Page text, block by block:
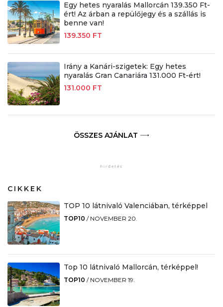
Egy hetes nyaralás Mallorcán 139.350 Ft-
ért! Az árban a repülőjegy és a szállás is
benne van!
139.350 FT
Irány a Kanári-szigetek: Egy hetes
nyaralás Gran Canariára 131.000 Ft-ért!
131.000 FT
ÖSSZES AJÁNLAT
CIKKEK
TOP 10 látnivaló Valenciában, térképpel
TOP10 / NOVEMBER 20.
Top 10 látnivaló Mallorcán, térképpel!
TOP10 / NOVEMBER 19.